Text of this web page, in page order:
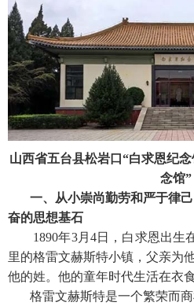
山西省五台县松岩口“白求恩纪
念馆”
一、从小崇尚勤劳和严于律
奋的思想基石
1890年3月4日，白求恩出生
里的格雷文赫斯特小镇，父亲为
他的姓。他的童年时代生活在衣
格雷文赫斯特是一个繁荣而